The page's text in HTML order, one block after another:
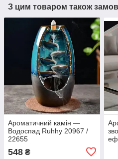
З цим товаром також
Ароматичний камін —
Водоспад Ruhhy 20967 /
22655
548 ₴